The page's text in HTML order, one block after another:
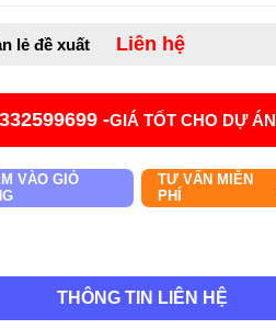
lẻ đề xuất Liên hệ
-GIÁ TỐT CHO DỰ ÁN
VÀO GIỎ
TƯ VẤN MIỄN
PHÍ
THÔNG TIN LIÊN HỆ